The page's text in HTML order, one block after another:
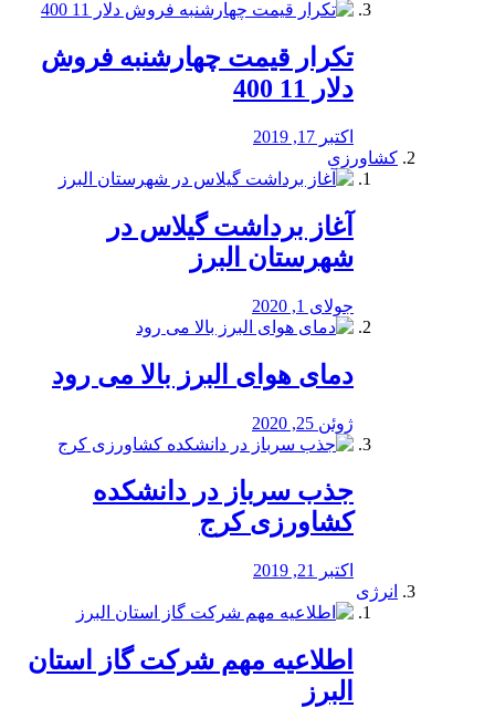
تکرار قیمت چهارشنبه فروش
دلار 11 400
اکتبر 17, 2019
کشاورزی
آغاز برداشت گیلاس در
شهرستان البرز
جولای 1, 2020
دمای هوای البرز بالا می رود
ژوئن 25, 2020
جذب سرباز در دانشکده
کشاورزی کرج
اکتبر 21, 2019
انرژی
️اطلاعیه مهم شرکت گاز استان
البرز